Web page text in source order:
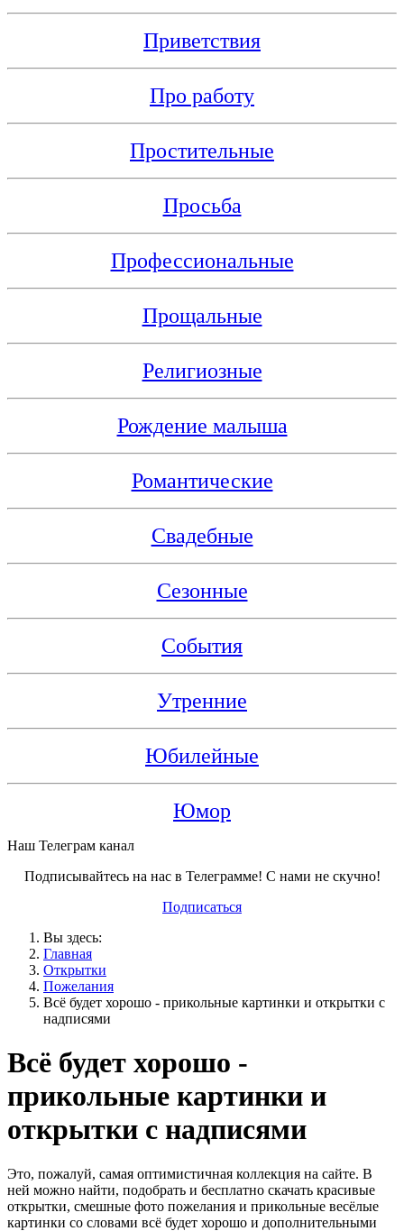
Приветствия
Про работу
Простительные
Просьба
Профессиональные
Прощальные
Религиозные
Рождение малыша
Романтические
Свадебные
Сезонные
События
Утренние
Юбилейные
Юмор
Наш Телеграм канал
Подписывайтесь на нас в Телеграмме! С нами не скучно!
Подписаться
Вы здесь:
Главная
Открытки
Пожелания
Всё будет хорошо - прикольные картинки и открытки с
надписями
Всё будет хорошо -
прикольные картинки и
открытки с надписями
Это, пожалуй, самая оптимистичная коллекция на сайте. В
ней можно найти, подобрать и бесплатно скачать красивые
открытки, смешные фото пожелания и прикольные весёлые
картинки со словами всё будет хорошо и дополнительными